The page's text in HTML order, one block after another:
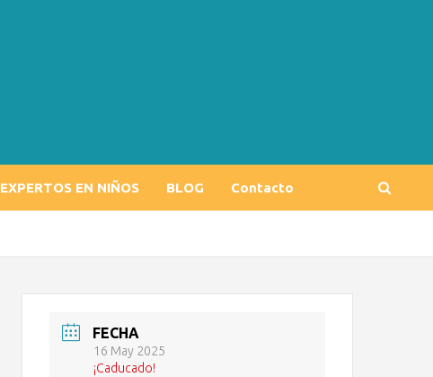
EXPERTOS EN NIÑOS BLOG Contacto
FECHA
16 May 2025
¡Caducado!